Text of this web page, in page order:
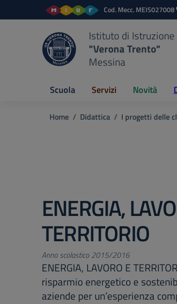
Vai ai contenuti
Vai al menu di navigazione Cod. Mecc.MEIS027008
Istituto di Istruzione
"Verona Trento"
Messina
Scuola Servizi Novità
Home Didattica I progetti delle
ENERGIA,
TERRITORIO
Anno scolastico 2015/2016
ENERGIA, LAVORO E
risparmio energetico e
aziende per un’esperienza